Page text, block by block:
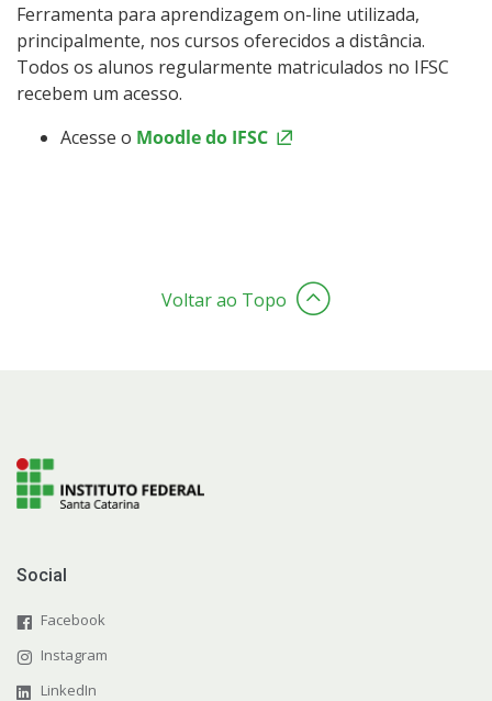
Ferramenta para aprendizagem on-line utilizada,
principalmente, nos cursos oferecidos a distância.
Todos os alunos regularmente matriculados no IFSC
recebem um acesso.
Acesse o Moodle do IFSC
Voltar ao Topo
Social
Facebook
Instagram
LinkedIn